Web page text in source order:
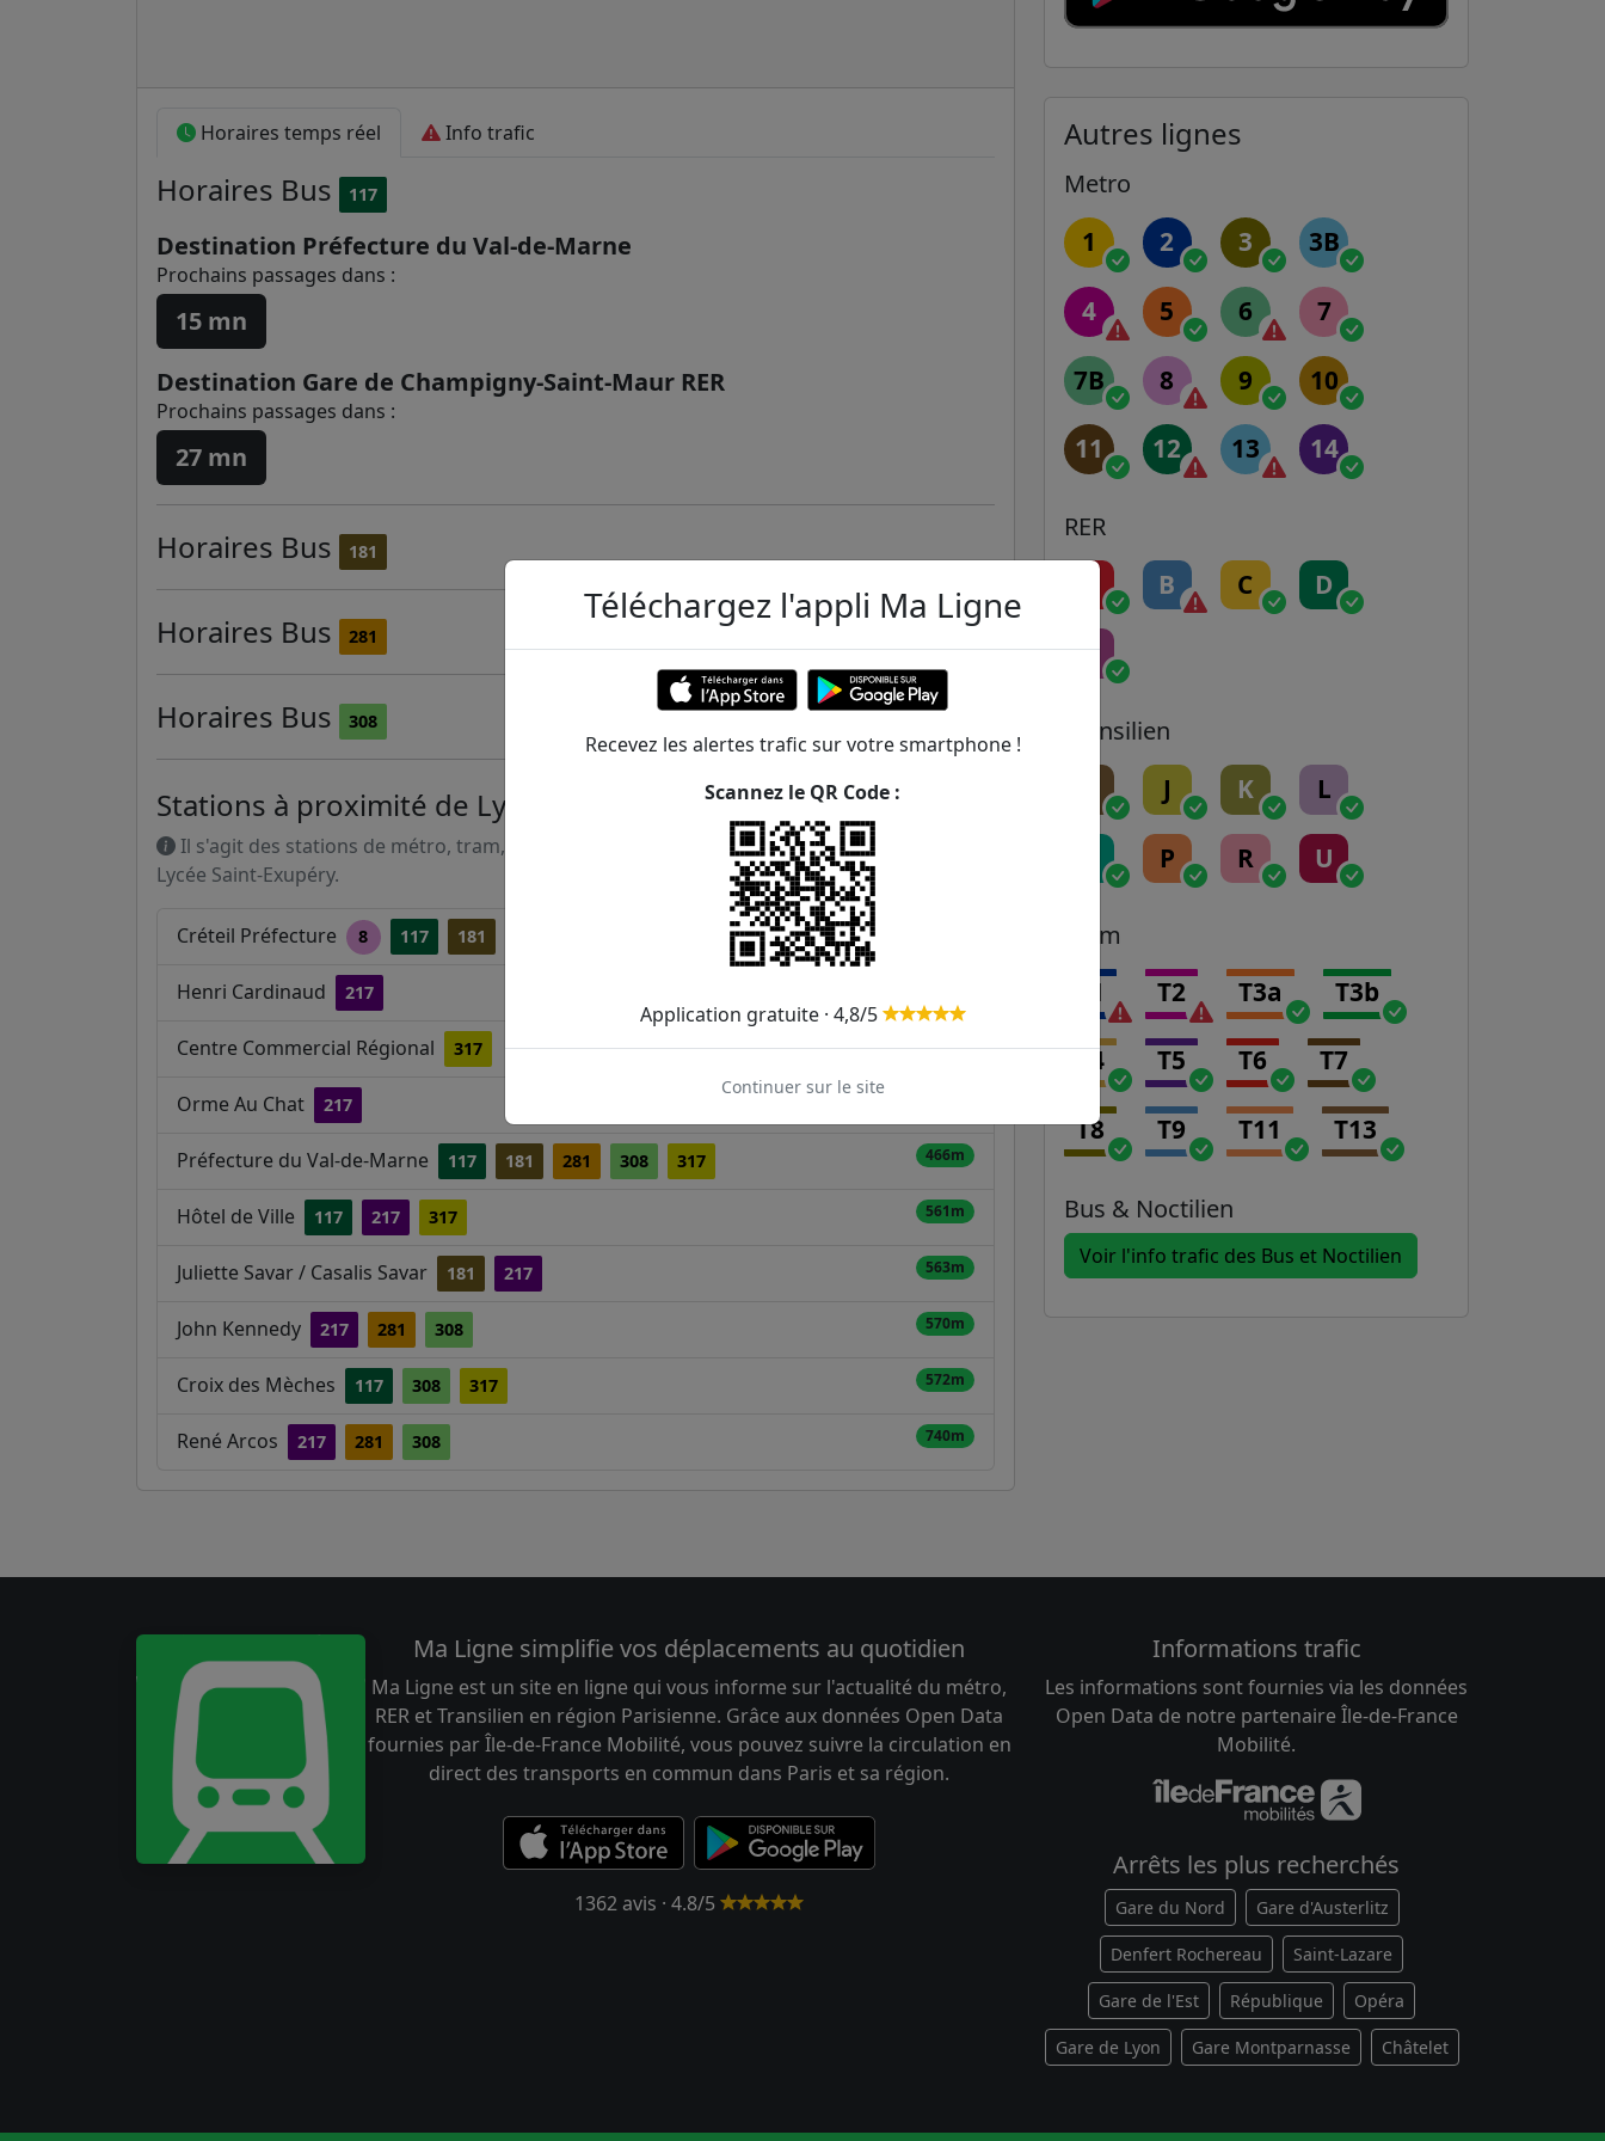
Horaires temps réel Info trafic
Horaires Bus 117
Destination Préfecture du Val-de-Marne
Prochains passages dans :
15 mn
Destination Gare de Champigny-Saint-Maur RER
Prochains passages dans :
27 mn
Horaires Bus 181
Horaires Bus 281
Horaires Bus 308
Stations à proximité de Lycée Saint-Exupéry
Il s'agit des stations de métro, tram, RER et transilien situées à moins de 1km de la gare
Lycée Saint-Exupéry.
Créteil Préfecture 8 117 181
Henri Cardinaud 217
Centre Commercial Régional 317
Orme Au Chat 217
Préfecture du Val-de-Marne 117 181 281 308 317 466m
Hôtel de Ville 117 217 317 561m
Juliette Savar / Casalis Savar 181 217 563m
John Kennedy 217 281 308 570m
Croix des Mèches 117 308 317 572m
René Arcos 217 281 308 740m
Autres lignes
Metro
1 2 3 3B
4 5 6 7
7B 8 9 10
11 12 13 14
RER
B C D
E
Transilien
J K L
P R U
Tram
T1 T2 T3a T3b
T4 T5 T6 T7
T8 T9 T11 T13
Bus & Noctilien
Voir l'info trafic des Bus et Noctilien
Ma Ligne simplifie vos déplacements au quotidien
Ma Ligne est un site en ligne qui vous informe sur l'actualité du métro,
RER et Transilien en région Parisienne. Grâce aux données Open Data
fournies par Île-de-France Mobilité, vous pouvez suivre la circulation en
direct des transports en commun dans Paris et sa région.
1362 avis · 4.8/5
Informations trafic
Les informations sont fournies via les données
Open Data de notre partenaire Île-de-France
Mobilité.
Arrêts les plus recherchés
Gare du Nord Gare d'Austerlitz
Denfert Rochereau Saint-Lazare
Gare de l'Est République Opéra
Gare de Lyon Gare Montparnasse Châtelet
Téléchargez l'appli Ma Ligne
Recevez les alertes trafic sur votre smartphone !
Scannez le QR Code :
Application gratuite · 4,8/5
Continuer sur le site